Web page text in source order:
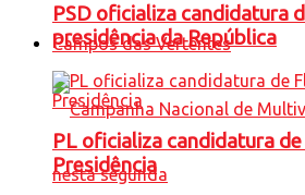
Campos das Vertentes
PSD oficializa candidatura
presidência da República
PL oficializa candidatura
Presidência